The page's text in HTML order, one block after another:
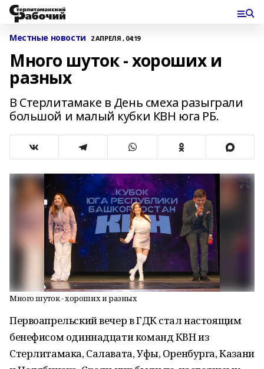
Местные новости 2 АПРЕЛЯ , 04:19
Много шуток - хороших и
разных
В Стерлитамаке в День смеха разыграли
большой и малый кубки КВН юга РБ.
Много шуток - хороших и разных
Первоапрельский вечер в ГДК стал настоящим
бенефисом одиннадцати команд КВН из
Стерлитамака, Салавата, Уфы, Оренбурга, Казани